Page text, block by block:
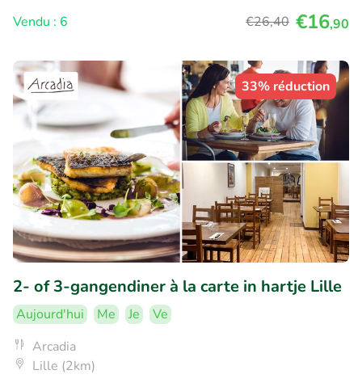
Vendu : 6
€26,40 €16,90
33% réduction
2- of 3-gangendiner à la carte in hartje Lille
Aujourd'hui Me Je
Ve
Arcadia
Lille (2km)